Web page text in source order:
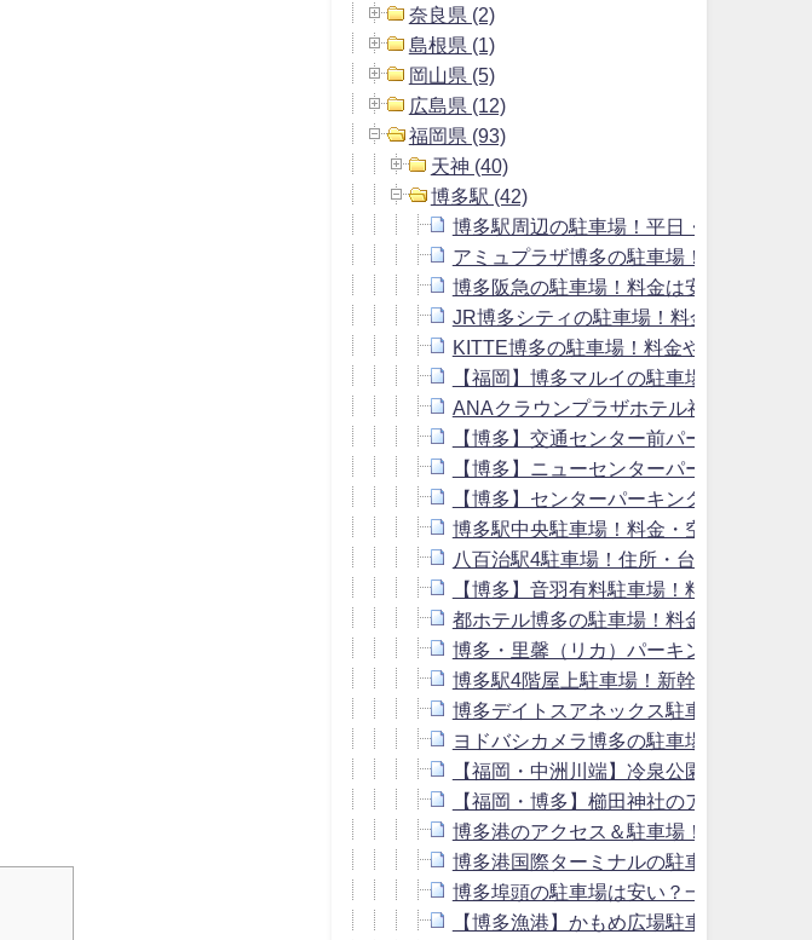
奈良県 (2)
島根県 (1)
岡山県 (5)
広島県 (12)
福岡県 (93)
天神 (40)
博多駅 (42)
博多駅周辺の駐車場！平日・土日で最大
アミュプラザ博多の駐車場！料金は安い
博多阪急の駐車場！料金は安い？無料割
JR博多シティの駐車場！料金や提携割引
KITTE博多の駐車場！料金や提携割引は
【福岡】博多マルイの駐車場！料金や提
ANAクラウンプラザホテル福岡の駐車場
【博多】交通センター前パーキングの
【博多】ニューセンターパーキングの
【博多】センターパーキングの駐車場！
博多駅中央駐車場！料金・空き状況や提
八百治駅4駐車場！住所・台数・料金や
【博多】音羽有料駐車場！料金や提携割
都ホテル博多の駐車場！料金や提携割引
博多・里馨（リカ）パーキングセンター
博多駅4階屋上駐車場！新幹線割引はあ
博多デイトスアネックス駐車場！博多阪
ヨドバシカメラ博多の駐車場！入り口や
【福岡・中洲川端】冷泉公園の駐車場
【福岡・博多】櫛田神社のアクセス＆
博多港のアクセス＆駐車場！24時間・
博多港国際ターミナルの駐車場！料金は
博多埠頭の駐車場は安い？一泊・連泊の
【博多漁港】かもめ広場駐車場！最大